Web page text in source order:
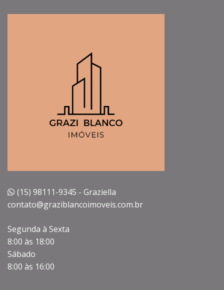
(15) 98111-9345 - Graziella
contato@graziblancoimoveis.com.br
Segunda à Sexta
8:00 às 18:00
Sábado
8:00 às 16:00